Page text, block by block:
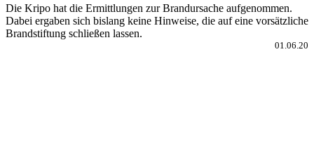
Die Kripo hat die Ermittlungen zur Brandursache aufgenommen.
Dabei ergaben sich bislang keine Hinweise, die auf eine vorsätzliche
Brandstiftung schließen lassen.
01.06.20